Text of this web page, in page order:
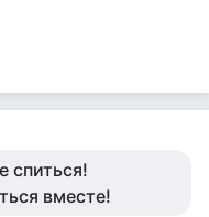
спиться!
вместе!